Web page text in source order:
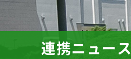
連携ニュース